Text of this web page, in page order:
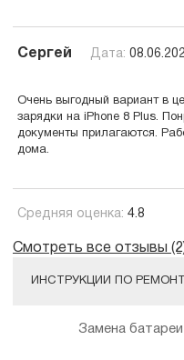
Сергей Дата:
Очень выгодный вариант в
зарядки на iPhone 8 Plus.
документы прилагаются.
дома.
Средняя оценка: 4.8
Смотреть все отзывы
ИНСТРУКЦИИ ПО
Замена батареи